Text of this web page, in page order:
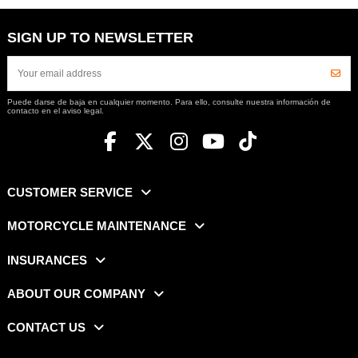
SIGN UP TO NEWSLETTER
Puede darse de baja en cualquier momento. Para ello, consulte nuestra información de
contacto en el aviso legal.
CUSTOMER SERVICE
MOTORCYCLE MAINTENANCE
INSURANCES
ABOUT OUR COMPANY
CONTACT US